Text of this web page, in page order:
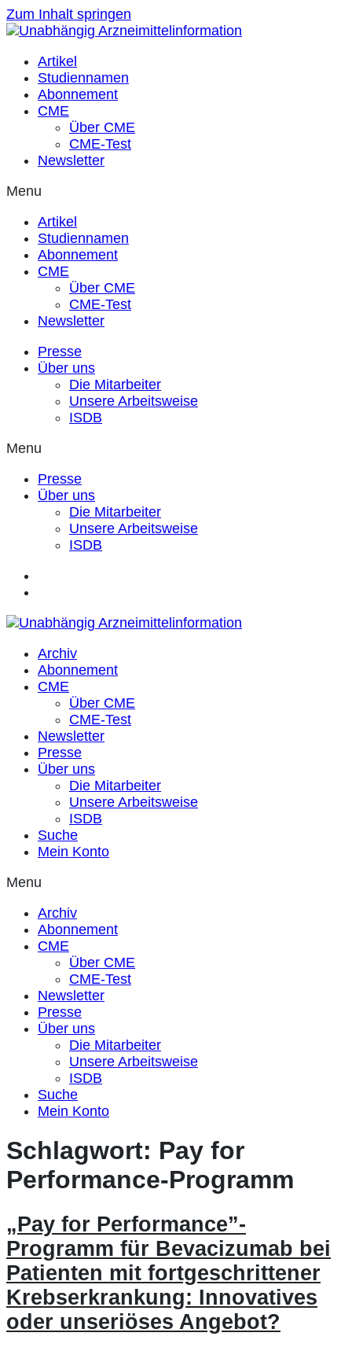
Zum Inhalt springen
Artikel
Studiennamen
Abonnement
CME
Über CME
CME-Test
Newsletter
Menu
Artikel
Studiennamen
Abonnement
CME
Über CME
CME-Test
Newsletter
Presse
Über uns
Die Mitarbeiter
Unsere Arbeitsweise
ISDB
Menu
Presse
Über uns
Die Mitarbeiter
Unsere Arbeitsweise
ISDB
Archiv
Abonnement
CME
Über CME
CME-Test
Newsletter
Presse
Über uns
Die Mitarbeiter
Unsere Arbeitsweise
ISDB
Suche
Mein Konto
Menu
Archiv
Abonnement
CME
Über CME
CME-Test
Newsletter
Presse
Über uns
Die Mitarbeiter
Unsere Arbeitsweise
ISDB
Suche
Mein Konto
Schlagwort: Pay for
Performance-Programm
„Pay for Performance”-
Programm für Bevacizumab bei
Patienten mit fortgeschrittener
Krebserkrankung: Innovatives
oder unseriöses Angebot?